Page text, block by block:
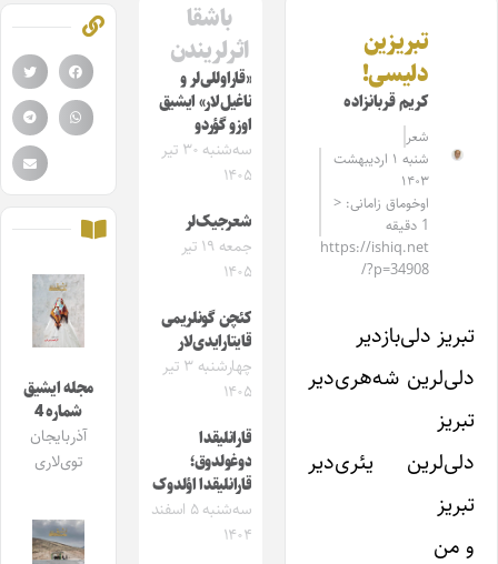
تبریزین
دلیسی‌!
کریم قربانزاده
شعر
شنبه ۱ اردیبهشت
۱۴۰۳
اوخوماق زامانی: <
1 دقیقه
https://ishiq.net
/?p=34908
تبریز دلی‌بازدیر
دلی‌لرین شه‌هری‌دیر
تبریز
دلی‌لرین یئری‌دیر
تبریز
و من
باشقا
اثرلریندن
«قاراوللی‌لر و
ناغیل‌لار» ایشیق
اوزو گؤردو
سه‌شنبه ۳۰ تیر
۱۴۰۵
شعرجیک‌لر
جمعه ۱۹ تیر
۱۴۰۵
کئچن گونلریمی
قایتارایدی‌لار
چهارشنبه ۳ تیر
۱۴۰۵
قارانلیقدا
دوغولدوق؛
قارانلیقدا اؤلدوک
سه‌شنبه ۵ اسفند
۱۴۰۴
مجله ایشیق
شماره 4
آذربایجان
توی‌لاری